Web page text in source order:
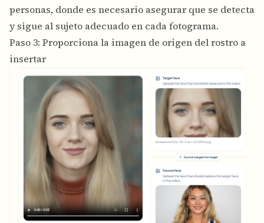
personas, donde es necesario asegurar que se detecta
y sigue al sujeto adecuado en cada fotograma.
Paso 3: Proporciona la imagen de origen del rostro a
insertar